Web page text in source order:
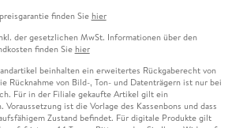
finden Sie hier
der gesetzlichen MwSt. Informationen über den
finden Sie hier
beinhalten ein erweitertes Rückgaberecht von
Rücknahme von Bild-, Ton- und Datenträgern ist nur bei
Für in der Filiale gekaufte Artikel gilt ein
ist die Vorlage des Kassenbons und dass
Zustand befindet. Für digitale Produkte gilt